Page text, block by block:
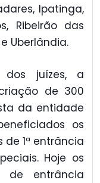
Ipatinga,
Ribeirão das
Uberlândia.
dos juízes, a
de 300
da entidade
os
de 1ª entrância
Hoje os
de entrância